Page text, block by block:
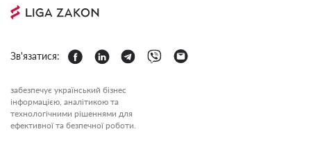
Зв'язатися:
забезпечує український бізнес
інформацією, аналітикою та
технологічними рішеннями для
ефективної та безпечної роботи.